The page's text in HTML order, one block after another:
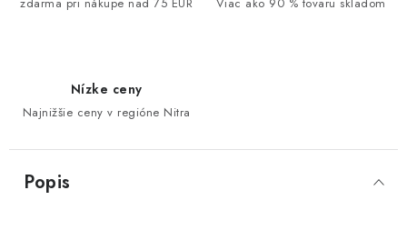
Nízke ceny
Najnižšie ceny v regióne Nitra
Popis